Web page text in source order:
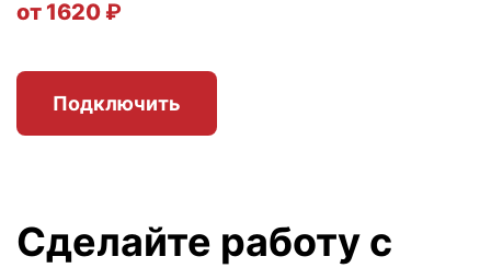
от 1620 ₽
Подключить
Сделайте работу с